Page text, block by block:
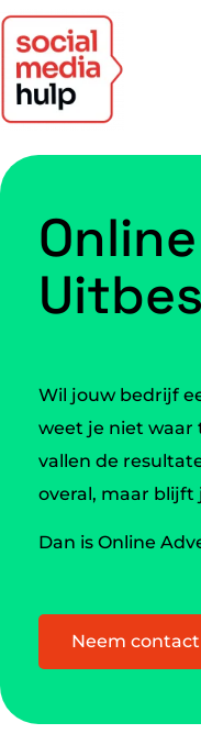
Wil jouw bedrijf
weet je niet waar
vallen de
overal, maar blijft
Dan is Online
Neem